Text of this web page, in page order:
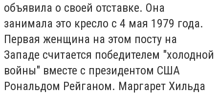
объявила о своей отставке. Она
занимала это кресло с 4 мая 1979 года.
Первая женщина на этом посту на
Западе считается победителем "холодной
войны" вместе с президентом США
Рональдом Рейганом. Маргарет Хильда